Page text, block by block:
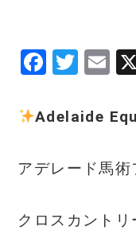
F
c
b
o
T
it
r
E
ai
Adelaide
アデレード馬
クロスカント